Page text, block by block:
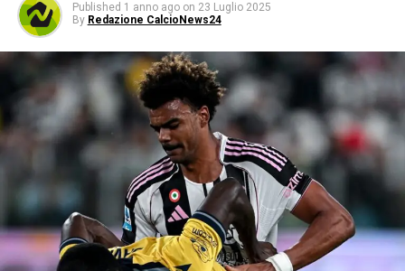
Published 1 anno ago on 23 Luglio 2025
By Redazione CalcioNews24